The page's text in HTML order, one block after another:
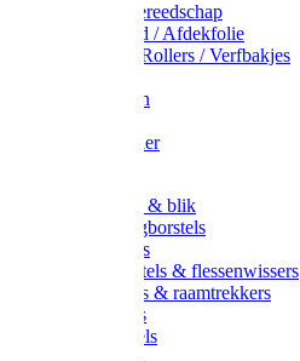
Schildersgereedschap
Afplakband / Afdekfolie
Kwasten / Rollers / Verfbakjes
Afdekfoliën
Schuurpapier
Handveger & blik
Voetenveegborstels
Handvegers
Afwasborstels & flessenwissers
Wasborstels & raamtrekkers
Tonborstels
Werkborstels